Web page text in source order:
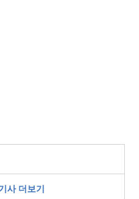
사 더보기